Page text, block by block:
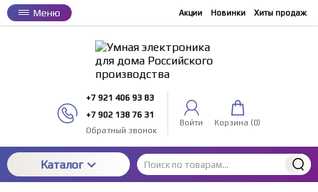
Меню Акции Новинки Хиты продаж
+7 921 406 93 83
+7 902 138 76 31
Обратный звонок
Войти Корзина (0)
Каталог